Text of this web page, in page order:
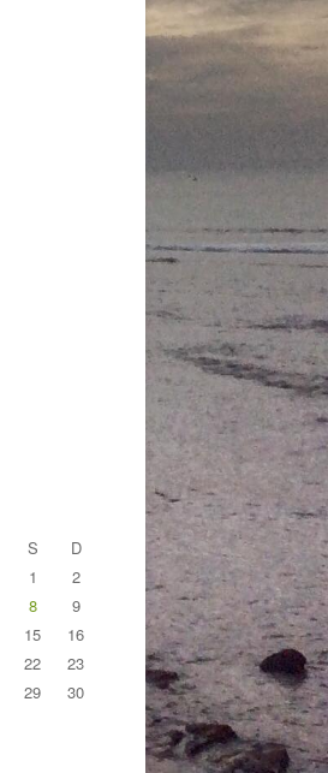
S
D
1
2
8
9
15
16
22
23
29
30